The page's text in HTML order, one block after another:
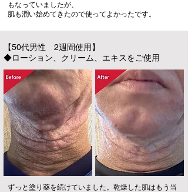
もなっていましたが、
肌も潤い始めてきたので使ってよかったです。
【50代男性 2週間使用】
◆ローション、クリーム、エキスをご使用
ずっと塗り薬を続けていました。乾燥した肌はもう当